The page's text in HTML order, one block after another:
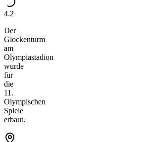
4.2
Der
Glockenturm
am
Olympiastadion
wurde
für
die
11.
Olympischen
Spiele
erbaut.